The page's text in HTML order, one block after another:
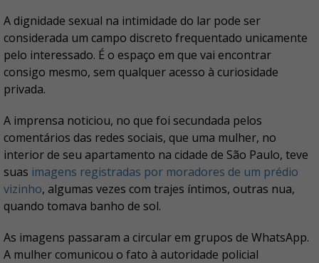
A dignidade sexual na intimidade do lar pode ser
considerada um campo discreto frequentado unicamente
pelo interessado. É o espaço em que vai encontrar
consigo mesmo, sem qualquer acesso à curiosidade
privada.
A imprensa noticiou, no que foi secundada pelos
comentários das redes sociais, que uma mulher, no
interior de seu apartamento na cidade de São Paulo, teve
suas imagens registradas por moradores de um prédio
vizinho, algumas vezes com trajes íntimos, outras nua,
quando tomava banho de sol.
As imagens passaram a circular em grupos de WhatsApp.
A mulher comunicou o fato à autoridade policial